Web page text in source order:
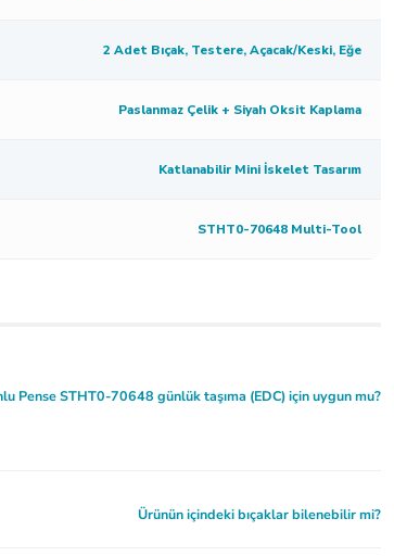
2 Adet Bıçak, Testere, Açacak/Keski, Eğe
Paslanmaz Çelik + Siyah Oksit Kaplama
Katlanabilir Mini İskelet Tasarım
STHT0-70648 Multi-Tool
Pense STHT0-70648 günlük taşıma (EDC) için uygun mu?
Ürünün içindeki bıçaklar bilenebilir mi?